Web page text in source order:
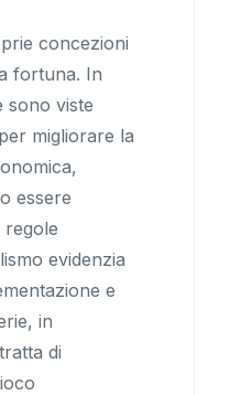
concezioni
fortuna. In
sono viste
migliorare la
essere
regole
evidenzia
e
in
di